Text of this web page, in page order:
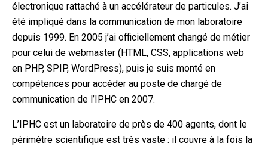
électronique rattaché à un accélérateur de particules. J’ai
été impliqué dans la communication de mon laboratoire
depuis 1999. En 2005 j’ai officiellement changé de métier
pour celui de webmaster (HTML, CSS, applications web
en PHP, SPIP, WordPress), puis je suis monté en
compétences pour accéder au poste de chargé de
communication de l’IPHC en 2007.
L’IPHC est un laboratoire de près de 400 agents, dont le
périmètre scientifique est très vaste : il couvre à la fois la